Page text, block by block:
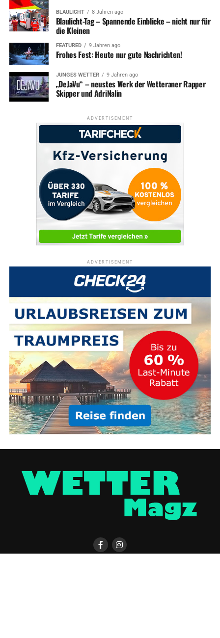
BLAULICHT 8 Jahren ago
Blaulicht-Tag – Spannende Einblicke – nicht nur für
die Kleinen
FEATURED 9 Jahren ago
Frohes Fest: Heute nur gute Nachrichten!
JUNGES WETTER 9 Jahren ago
„DeJaVu“ – neustes Werk der Wetteraner Rapper
Skipper und AdriNalin
ADVERTISEMENT
ADVERTISEMENT